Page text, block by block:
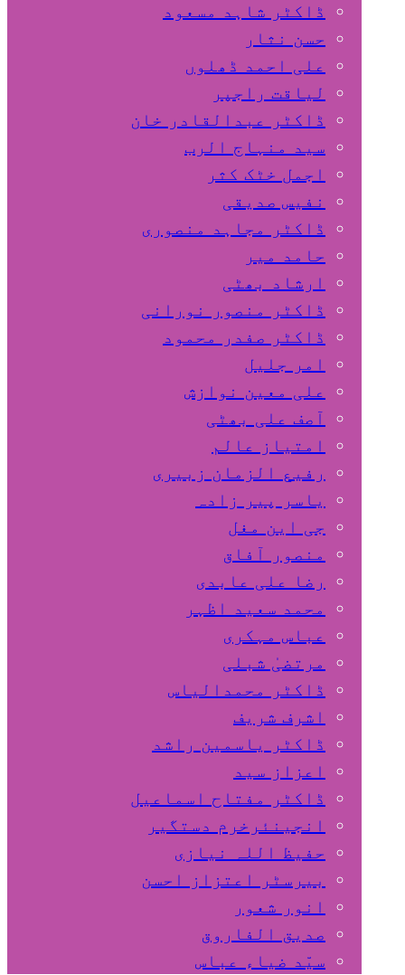
ڈاکٹر شاہد مسعود
حسن نثار
علی احمد ڈھلوں
لیاقت راجپر
ڈاکٹر عبدالقادر خان
سید منہاج الرب
اجمل خٹک کثر
نفیس صدیقی
ڈاکٹر مجاہد منصوری
حامد میر
ارشاد بھٹی
ڈاکٹر منصور نورانی
ڈاکٹر صفدر محمود
امر جلیل
علی معین نوازش
آصف علی بھٹی
امتیاز عالم
رفیع الزمان زبیری
یاسر پیر زادہ
جی این مغل
منصور آفاق
رضا علی عابدی
محمد سعید اظہر
عباس مہکری
مرتضیٰ شبلی
ڈاکٹر محمدالیاس
اشرف شریف
ڈاکٹر یاسمین راشد
اعزاز سید
ڈاکٹر مفتاح اسماعیل
انجینئرخرم دستگیر
حفیظ اللہ نیازی
بیرسٹر اعتزاز احسن
انور شعور
صدیق الفاروق
سیّد ضیاء عباس